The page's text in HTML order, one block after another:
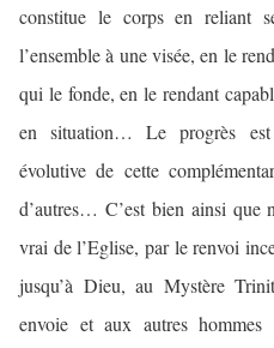
constitue le corps en reliant
l’ensemble à une visée, en le
qui le fonde, en le rendant
en situation… Le progrès est
évolutive de cette
d’autres… C’est bien ainsi que
vrai de l’Eglise, par le renvoi
jusqu’à Dieu, au Mystère
envoie et aux autres